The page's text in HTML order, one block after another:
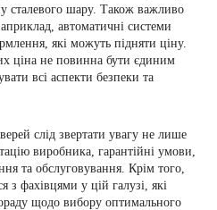
сталевого шару. Також важливо
автоматичні системи
які можуть підняти ціну.
ціна не повинна бути єдиним
всі аспекти безпеки та
слід звертати увагу не лише
виробника, гарантійні умови,
та обслуговування. Крім того,
з фахівцями у цій галузі, які
щодо вибору оптимального